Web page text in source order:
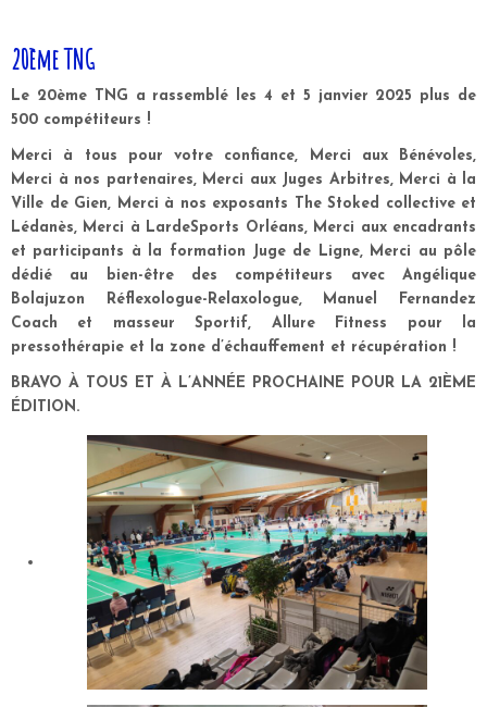
20ème TNG
Le 20ème TNG a rassemblé les 4 et 5 janvier 2025 plus de
500 compétiteurs !
Merci à tous pour votre confiance, Merci aux Bénévoles,
Merci à nos partenaires, Merci aux Juges Arbitres, Merci à la
Ville de Gien, Merci à nos exposants The Stoked collectiveet
Lédanès, Merci à LardeSports Orléans, Merci aux encadrants
et participants à la formation Juge de Ligne, Merci au pôle
dédié au bien-être des compétiteurs avec Angélique
Bolajuzon Réflexologue-Relaxologue,
Manuel Fernandez
Coach et masseur Sportif, Allure Fitness pour la
pressothérapie et la zone d’échauffement et récupération !
BRAVO À TOUS ET À L’ANNÉE PROCHAINE POUR LA 21ÈME
ÉDITION.